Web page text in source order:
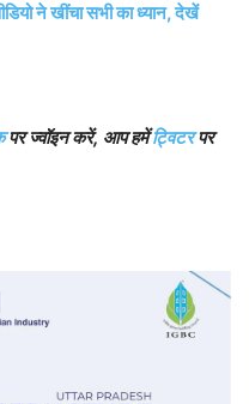
ने खींचा सभी का ध्यान, देखें
पर ज्वॉइन करें, आप हमेंट्विटरपर